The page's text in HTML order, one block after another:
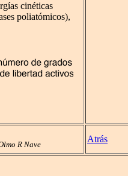
cinéticas
poliatómicos),
R Nave
Atrás